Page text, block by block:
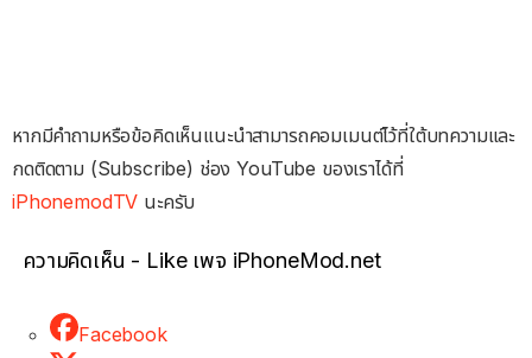
หากมีคำถามหรือข้อคิดเห็นแนะนำสามารถคอมเมนต์ไว้ที่ใต้บทความและ
กดติดตาม (Subscribe) ช่อง YouTube ของเราได้ที่
iPhonemodTV นะครับ
ความคิดเห็น - Like เพจ iPhoneMod.net
Facebook